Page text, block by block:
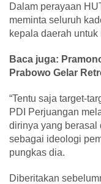
Dalam perayaan
meminta seluruh
kepala daerah
Baca juga:
Prabowo Gelar
“Tentu saja target-
PDI Perjuangan
dirinya yang berasal
sebagai ideologi
pungkas dia.
Diberitakan